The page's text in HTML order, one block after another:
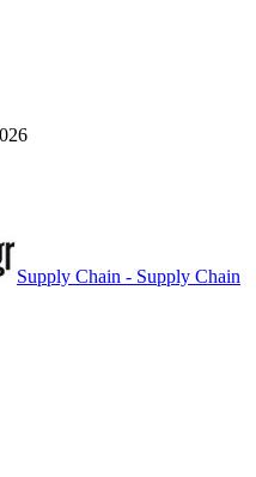
Supply Chain - Supply Chain